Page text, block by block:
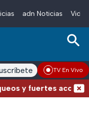
adn Noticias
adn Noticias RadioTV En Vivo
y fuertes